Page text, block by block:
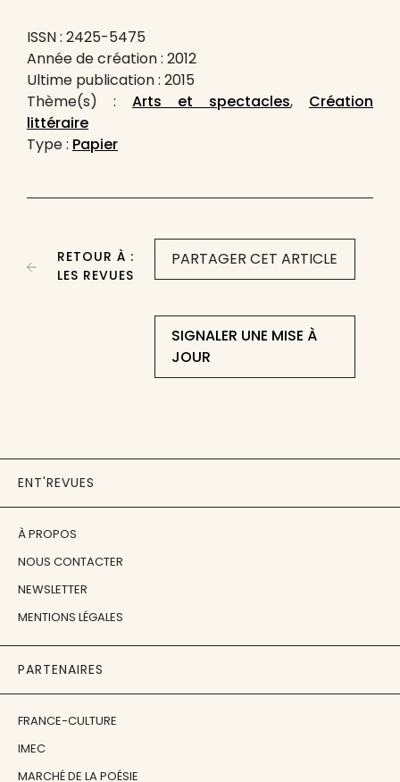
ISSN : 2425-5475
Année de création : 2012
Ultime publication : 2015
Thème(s) : Arts et spectacles, Création
littéraire
Type : Papier
PARTAGER CET ARTICLE
SIGNALER UNE MISE À
JOUR
RETOUR À :
LES REVUES
ENT'REVUES
À PROPOS
NOUS CONTACTER
NEWSLETTER
MENTIONS LÉGALES
PARTENAIRES
FRANCE-CULTURE
IMEC
MARCHÉ DE LA POÉSIE